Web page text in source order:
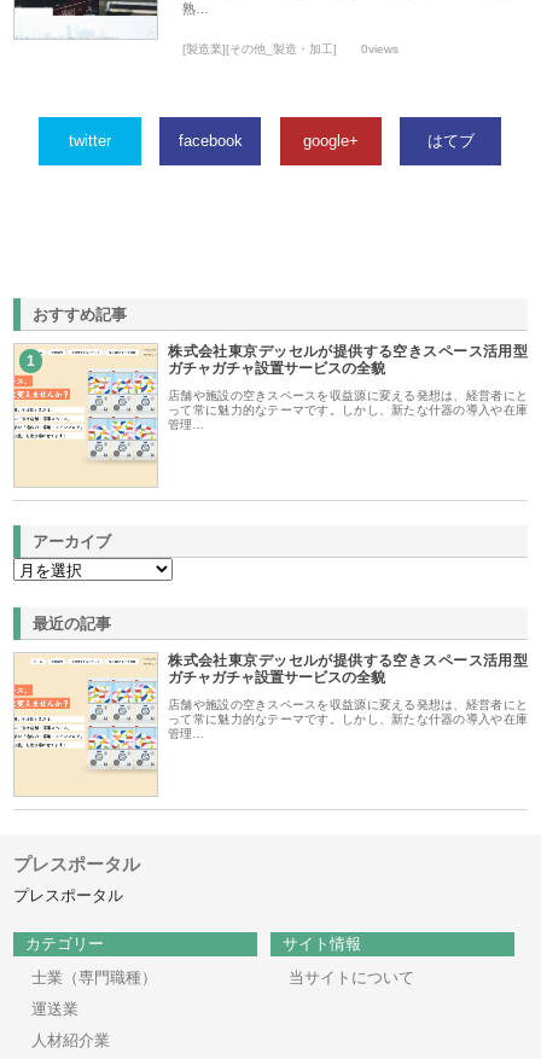
熟…
[製造業][その他_製造・加工] 0views
twitter facebook google+ はてブ
おすすめ記事
1
株式会社東京デッセルが提供する空きスペース活用型
ガチャガチャ設置サービスの全貌
店舗や施設の空きスペースを収益源に変える発想は、経営者にと
って常に魅力的なテーマです。しかし、新たな什器の導入や在庫
管理…
アーカイブ
最近の記事
株式会社東京デッセルが提供する空きスペース活用型
ガチャガチャ設置サービスの全貌
店舗や施設の空きスペースを収益源に変える発想は、経営者にと
って常に魅力的なテーマです。しかし、新たな什器の導入や在庫
管理…
プレスポータル
プレスポータル
カテゴリー
士業（専門職種）
運送業
人材紹介業
サイト情報
当サイトについて